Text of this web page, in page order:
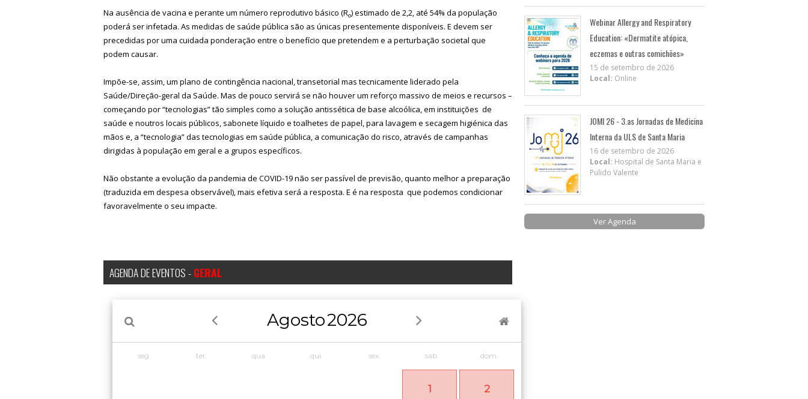
Na ausência de vacina e perante um número reprodutivo básico (Ro) estimado de 2,2, até 54% da população
poderá ser infetada. As medidas de saúde pública são as únicas presentemente disponíveis. E devem ser
precedidas por uma cuidada ponderação entre o benefício que pretendem e a perturbação societal que
podem causar.
Impõe-se, assim, um plano de contingência nacional, transetorial mas tecnicamente liderado pela
Saúde/Direção-geral da Saúde. Mas de pouco servirá se não houver um reforço massivo de meios e recursos –
começando por “tecnologias” tão simples como a solução antissética de base alcoólica, em instituições de
saúde e noutros locais públicos, sabonete líquido e toalhetes de papel, para lavagem e secagem higiénica das
mãos e, a “tecnologia” das tecnologias em saúde pública, a comunicação do risco, através de campanhas
dirigidas à população em geral e a grupos específicos.
Não obstante a evolução da pandemia de COVID-19 não ser passível de previsão, quanto melhor a preparação
(traduzida em despesa observável), mais efetiva será a resposta. E é na resposta que podemos condicionar
favoravelmente o seu impacte.
AGENDA DE EVENTOS -GERAL
Agosto2026
seg. ter. qua. qui. sex. sáb. dom.
1 2
Webinar Allergy and Respiratory
Education: «Dermatite atópica,
eczemas e outras comichões»
15 de setembro de 2026
Local: Online
JOMI 26 - 3.as Jornadas de Medicina
Interna da ULS de Santa Maria
16 de setembro de 2026
Local: Hospital de Santa Maria e
Pulido Valente
Ver Agenda